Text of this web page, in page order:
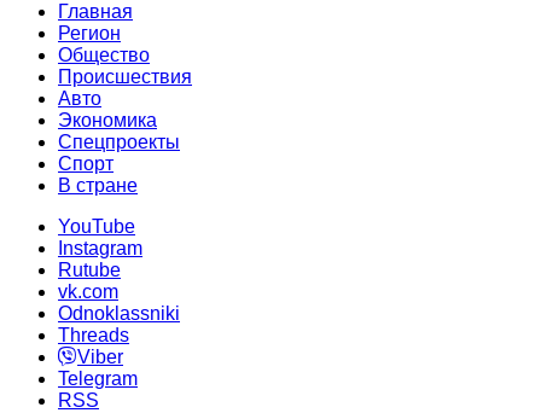
Главная
Регион
Общество
Происшествия
Авто
Экономика
Спецпроекты
Cпорт
В стране
YouTube
Instagram
Rutube
vk.com
Odnoklassniki
Threads
Viber
Telegram
RSS